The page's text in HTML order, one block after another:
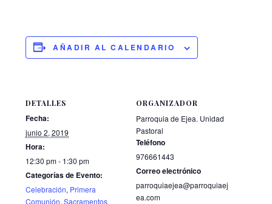
AÑADIR AL CALENDARIO
DETALLES
Fecha:
junio 2, 2019
Hora:
12:30 pm - 1:30 pm
Categorías de Evento:
Celebración, Primera
Comunión,Sacramentos
ORGANIZADOR
Parroquia de Ejea. Unidad
Pastoral
Teléfono
976661443
Correo electrónico
parroquiaejea@parroquiaej
ea.com